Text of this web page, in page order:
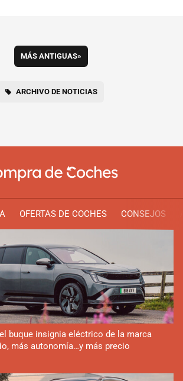
MÁS ANTIGUAS»
ARCHIVO DE NOTICIAS
OFERTAS DE COCHES CONSEJOS
buque insignia eléctrico de la marca
más autonomía…y más precio